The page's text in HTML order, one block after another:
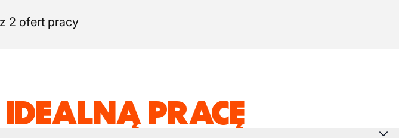
2 ofert pracy
PRACĘ